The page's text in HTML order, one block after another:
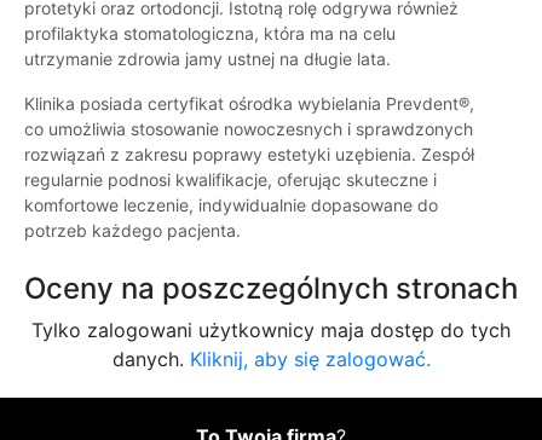
protetyki oraz ortodoncji. Istotną rolę odgrywa również
profilaktyka stomatologiczna, która ma na celu
utrzymanie zdrowia jamy ustnej na długie lata.
Klinika posiada certyfikat ośrodka wybielania Prevdent®,
co umożliwia stosowanie nowoczesnych i sprawdzonych
rozwiązań z zakresu poprawy estetyki uzębienia. Zespół
regularnie podnosi kwalifikacje, oferując skuteczne i
komfortowe leczenie, indywidualnie dopasowane do
potrzeb każdego pacjenta.
Oceny na poszczególnych stronach
Tylko zalogowani użytkownicy maja dostęp do tych
danych. Kliknij, aby się zalogować.